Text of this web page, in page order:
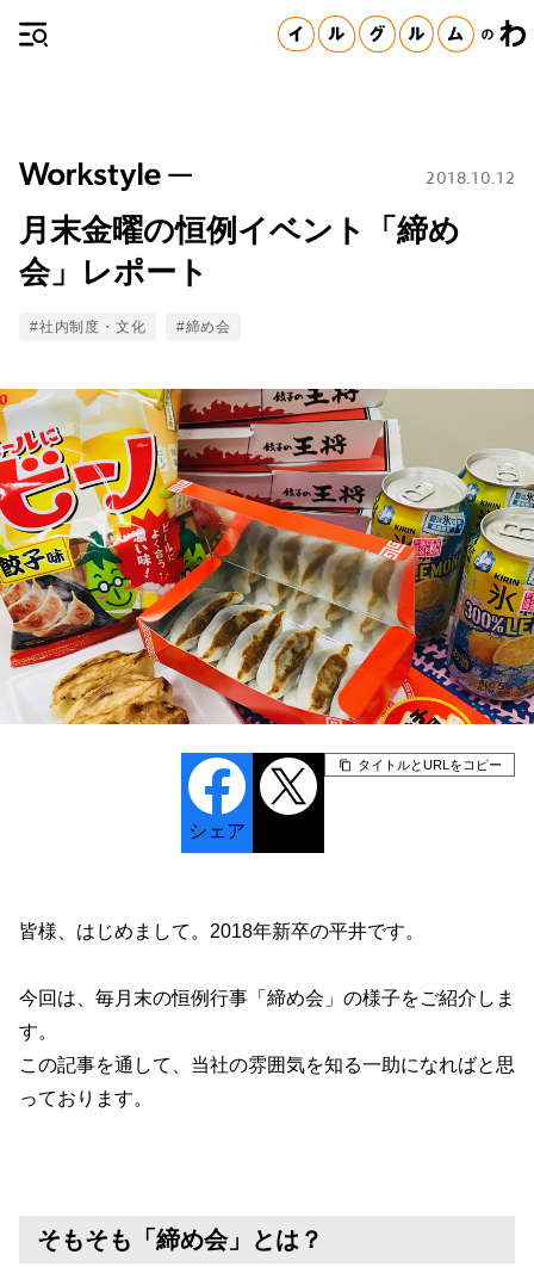
月末金曜の恒例イベント「締め
会」レポート
Tags
#社内制度・文化 #締め会
2018.10.12
シェア
タイトルとURLをコピー
皆様、はじめまして。2018年新卒の平井です。
今回は、毎月末の恒例行事「締め会」の様子をご紹介しま
す。
この記事を通して、当社の雰囲気を知る一助になればと思
っております。
そもそも「締め会」とは？